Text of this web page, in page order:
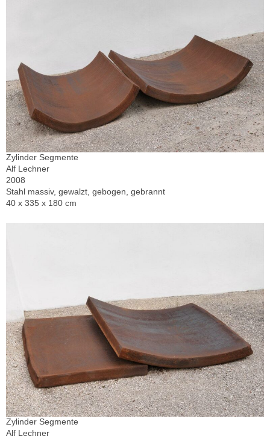
Zylinder Segmente
Alf Lechner
2008
Stahl massiv, gewalzt, gebogen, gebrannt
40 x 335 x 180 cm
Zylinder Segmente
Alf Lechner